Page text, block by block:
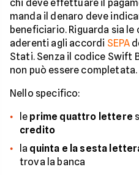
chi deve effettuare il
manda il denaro deve
beneficiario. Riguarda sia le
aderenti agli accordi SEPA
Stati. Senza il codice Swift
non può essere completata.
Nello specifico:
le prime quattro lettere
credito
la quinta e la sesta
trova la banca